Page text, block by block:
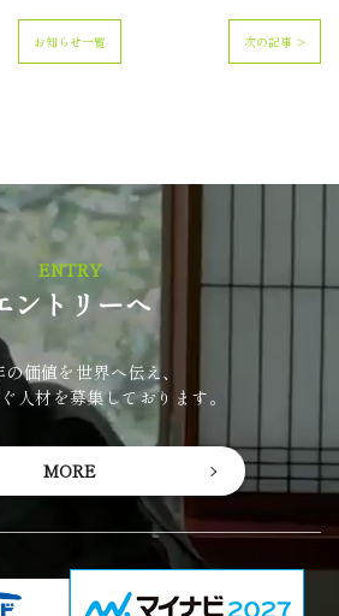
お知らせ一覧 次の記事 >
ENTRY
ントリーへ
価値を世界へ伝え、
人材を募集しております。
MORE